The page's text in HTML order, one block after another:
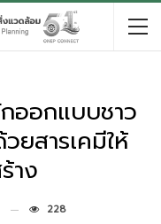
ออกแบบชาว
ยสารเคมีให้
าง
228